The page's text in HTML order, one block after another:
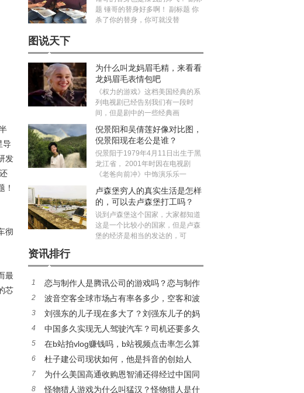
导
发
！
彻
最
芯
题 锤哥的替身好多啊！ 副标题 你
杀了你的替身，你可就没替
图说天下
为什么叫龙妈眉毛精，来看看
龙妈眉毛表情包吧
《权力的游戏》这档美国经典的系
列电视剧已经告别我们有一段时
间，但是剧中的一些经典画
倪景阳和吴倩莲好像对比图，
倪景阳现在老公是谁？
倪景阳于1979年4月11日出生于黑
龙江省， 2001年时因在电视剧
《老爸向前冲》中饰演乐乐一
卢森堡穷人的真实生活是怎样
的，可以去卢森堡打工吗？
说到卢森堡这个国家，大家都知道
这是一个比较小的国家，但是卢森
堡的经济是相当的发达的，可
资讯排行
1
恋与制作人是腾讯公司的游戏吗？恋与制作
人加不了好友咋回事
2
波音空客全球市场占有率各多少，空客和波
音的乘坐感受哪个好？
3
刘强东的儿子现在多大了？刘强东儿子的妈
妈是龚晓京吗
4
中国多久实现无人驾驶汽车？司机还要多久
被无人驾驶取代
5
在b站拍vlog赚钱吗，b站视频点击率怎么算
钱？
6
杜子建公司现状如何，他是抖音的创始人
吗？
7
为什么美国高通收购恩智浦还得经过中国同
意才行？通俗一点说给你听
8
怪物猎人游戏为什么叫猛汉？怪物猎人是什